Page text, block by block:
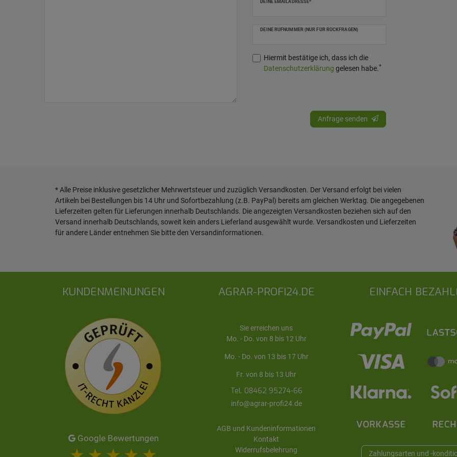
DEINE EMAILADRESSE*
DEINE RUFNUMMER (NUR FÜR RÜCKFRAGEN)
Hiermit bestätige ich, dass ich die
Daten­schutz­erklärung gelesen habe.*
Anfrage senden
* Alle Preise inklusive gesetzlicher Mehrwertsteuer und zuzüglich Versandkosten. Der Versand erfolgt bei vielen
Artikeln bei Bestellungen bis 14 Uhr und Sofortbezahlung (z.B. PayPal) bereits am gleichen Werktag. Die angegebenen
Lieferzeiten gelten für Lieferungen innerhalb Deutschlands. Die angezeigten Versandkosten beziehen sich auf den
Versand innerhalb Deutschlands, soweit kein anders Lieferland ausgewählt wurde. Versandkosten und Lieferzeiten
für andere Länder entnehmen Sie bitte den Versandinformationen.
EINFACH
Zahlungsarten und -
KUNDENMEINUNGEN
Google Bewertungen
AGRAR-PROFI24.DE
Sie erreichen uns
Mo. - Do. von 8 bis 12 Uhr
Mo. - Do. von 13 bis 17 Uhr
Fr. von 8 bis 13 Uhr
Tel. 08462 95274-66
info@agrar-profi24.de
AGB und Kundeninformationen
Kontakt
Widerrufsbelehrung